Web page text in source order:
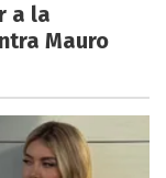
a la
Mauro